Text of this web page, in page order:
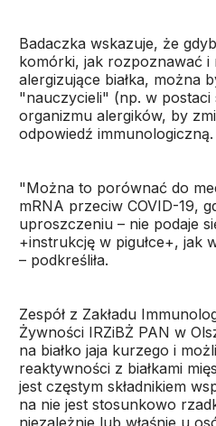
Badaczka wskazuje, że
komórki, jak rozpoznawać
alergizujące białka, można
"nauczycieli" (np. w postaci
organizmu alergików, by
odpowiedź immunologiczną.
"Można to porównać do
mRNA przeciw COVID-19,
uproszczeniu – nie podaje
+instrukcję w pigułce+, jak
– podkreśliła.
Zespół z Zakładu
Żywności IRZiBŻ PAN w
na białko jaja kurzego i
reaktywności z białkami
jest częstym składnikiem
na nie jest stosunkowo